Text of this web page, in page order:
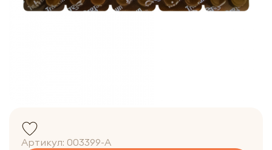
Артикул: 003399-A